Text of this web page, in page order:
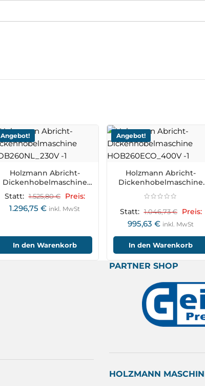
Angebot!
Holzmann Abricht-
Dickenhobelmaschine
Statt: 1.525,80€ Preis:
1.296,75€ inkl. MwSt
In den Warenkorb
Angebot!
Holzmann Abricht-
Dickenhobelmaschine
HOB260ECO_400V
Statt: 1.046,73€ Preis:
995,63€ inkl. MwSt
In den Warenkorb
PARTNER SHOP
HOLZMANN